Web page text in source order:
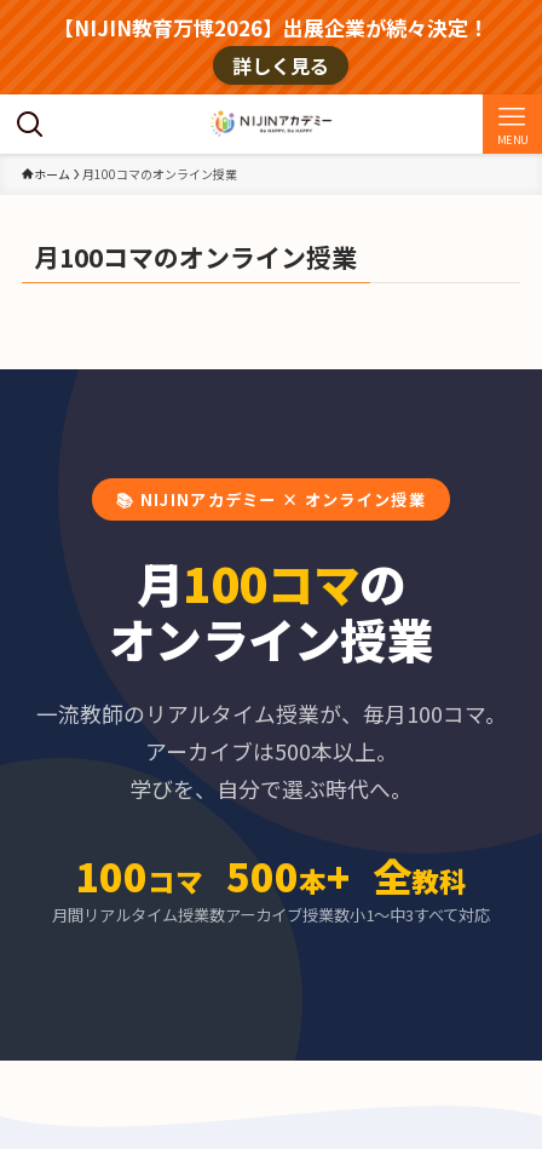
【NIJIN教育万博2026】出展企業が続々決定！
詳しく見る
MENU
ホーム 月100コマのオンライン授業
月100コマのオンライン授業
📚 NIJINアカデミー × オンライン授業
月100コマの
オンライン授業
一流教師のリアルタイム授業が、毎月100コマ。
アーカイブは500本以上。
学びを、自分で選ぶ時代へ。
100コマ
月間リアルタイム授業数
500本+
アーカイブ授業数
全教科
小1〜中3すべて対応